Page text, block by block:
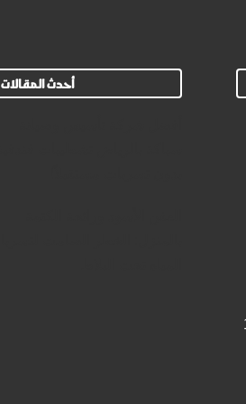
أحدث المقالات